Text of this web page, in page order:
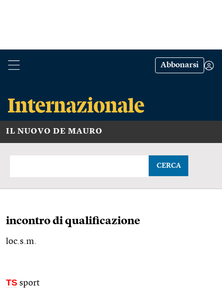
Abbonarsi
IL NUOVO DE MAURO
CERCA
incontro di qualificazione
loc.s.m.
TS sport